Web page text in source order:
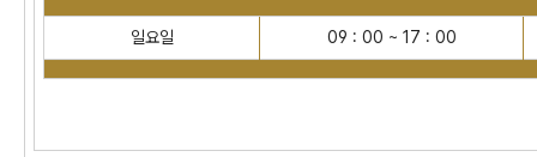
일요일 09 : 00 ~ 17 : 00